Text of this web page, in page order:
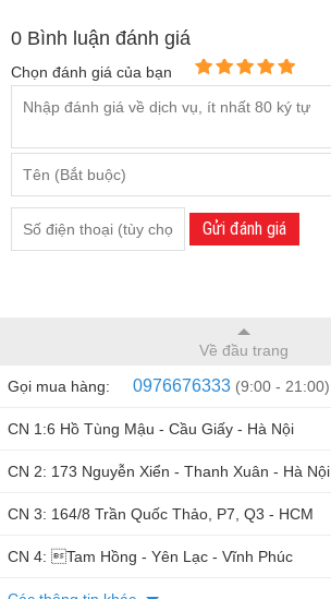
0 Bình luận đánh giá
Chọn đánh giá của bạn
Gửi đánh giá
Về đầu trang
Gọi mua hàng: 0976676333 (9:00 - 21:00)
CN 1:6 Hồ Tùng Mậu - Cầu Giấy - Hà Nội
CN 2: 173 Nguyễn Xiển - Thanh Xuân - Hà Nội
CN 3: 164/8 Trần Quốc Thảo, P7, Q3 - HCM
CN 4: Tam Hồng - Yên Lạc - Vĩnh Phúc